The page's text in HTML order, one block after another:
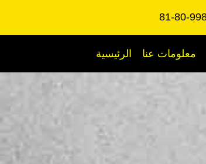
الرئيسية معلومات عنا